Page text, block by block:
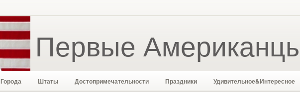
Первые
Города Штаты Достопримечательности Праздники Удивительное&Интересное